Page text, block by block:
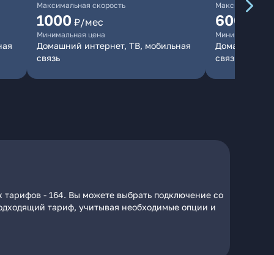
Максимальная скорость
1000 ₽/мес
Минимальная цена
Домашний интернет, ТВ, мобильная
связь
Максимальная
600
Минимальная
Домашний
связь
тарифов - 164. Вы можете выбрать подключение со
тариф, учитывая необходимые опции и